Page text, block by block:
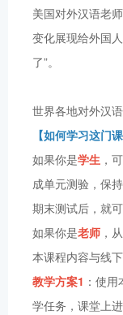
美国对外汉语老
变化展现给外国
了”。
世界各地对外汉
【如何学习这门课
如果你是学生 ，
成单元测验，保
期末测试后，就
如果你是老师 ，
本课程内容与线
教学方案1 ：使
学任务，课堂上